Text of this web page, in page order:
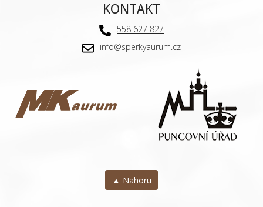
KONTAKT
558 627 827
info@sperkyaurum.cz
▲ Nahoru